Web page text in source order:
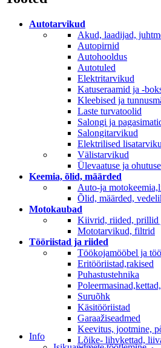
Autotarvikud
Akud, laadijad,
Autopirnid
Autohooldus
Autotuled
Elektritarvikud
Katuseraamid ja -
Kleebised ja
Laste turvatoolid
Salongi ja
Salongitarvikud
Elektrilised
Välistarvikud
Ülevaatuse ja
Keemia, õlid, määrded
Auto-ja
Õlid, määrded,
Motokaubad
Kiivrid, riided, prillid
Mototarvikud, filtrid
Tööriistad ja riided
Töökojamööbel ja
Eritööriistad,rakised
Puhastustehnika
Suruõhk
Käsitööriistad
Garaažiseadmed
Keevitus, jootmine,
Lõike- lihvkettad,
Info